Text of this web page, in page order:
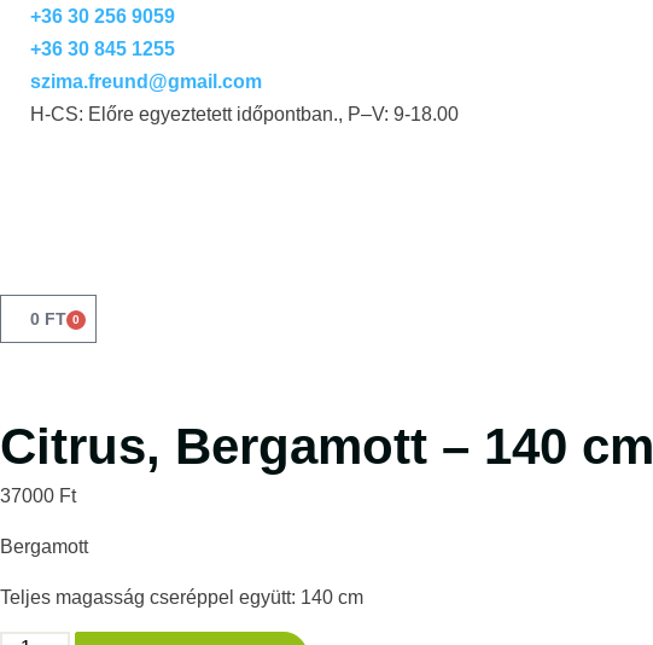
+36 30 256 9059
+36 30 845 1255
szima.freund@gmail.com
H-CS: Előre egyeztetett időpontban., P–V: 9-18.00
0 FT 0
Citrus, Bergamott – 140 cm
37000 Ft
Bergamott
Teljes magasság cseréppel együtt: 140 cm